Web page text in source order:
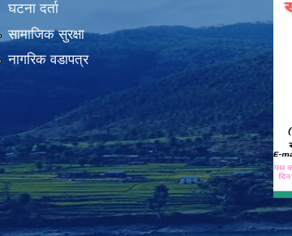
घटना दर्ता
सामाजिक सुरक्षा
नागरिक वडापत्र